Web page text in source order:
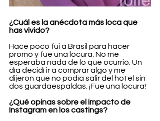
¿Cuál es la anécdota más loca que
has vivido?
Hace poco fui a Brasil para hacer
promo y fue una locura. No me
esperaba nada de lo que ocurrió. Un
día decidí ir a comprar algo y me
dijeron que no podía salir del hotel sin
dos guardaespaldas. ¡Fue una locura!
¿Qué opinas sobre el impacto de
Instagram en los castings?